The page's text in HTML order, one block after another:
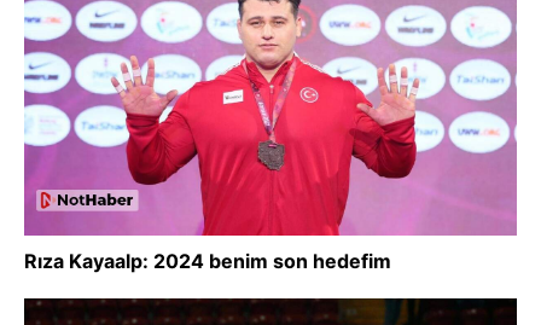
Rıza Kayaalp: 2024 benim son hedefim